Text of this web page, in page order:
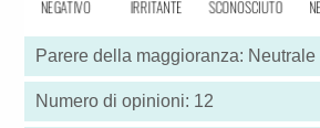
Parere della maggioranza: Neutrale
Numero di opinioni: 12